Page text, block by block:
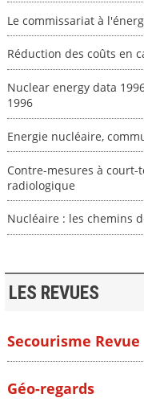
Le commissariat à
Réduction des coûts en
Nuclear energy data
1996
Energie nucléaire,
Contre-mesures à
radiologique
Nucléaire : les chemins
LES REVUES
Secourisme Revue
Géo-regards